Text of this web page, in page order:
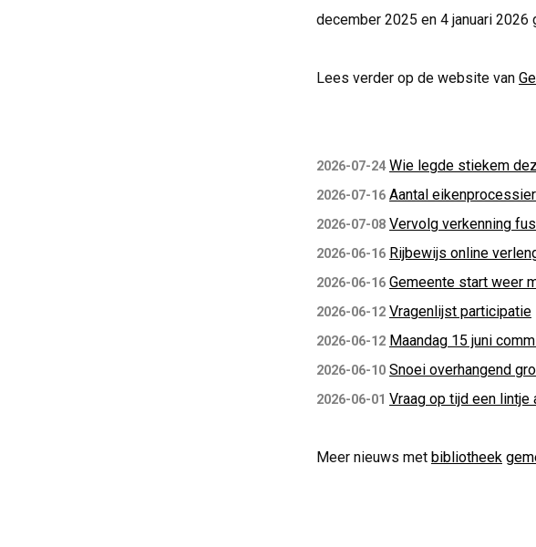
december 2025 en 4 januari 2026
Lees verder op de website van
2026-07-24 Wie legde stiekem
2026-07-16 Aantal
2026-07-08 Vervolg verkenning
2026-06-16 Rijbewijs online
2026-06-16 Gemeente start weer
2026-06-12 Vragenlijst participatie
2026-06-12 Maandag 15 juni
2026-06-10 Snoei overhangend
2026-06-01 Vraag op tijd een lintje
Meer nieuws met bibliotheek